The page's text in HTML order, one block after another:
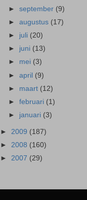
►september (9)
►augustus (17)
► juli (20)
► juni (13)
► mei (3)
►april (9)
► maart (12)
►februari (1)
► januari (3)
► 2009 (187)
► 2008 (160)
► 2007 (29)